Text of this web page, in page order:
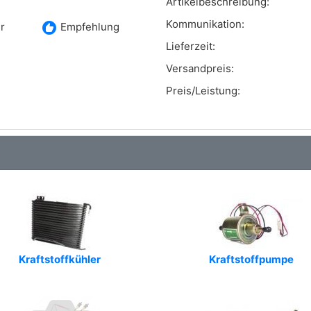
recommend Empfehlung Kommunikation:
Lieferzeit:
Versandpreis:
Preis/Leistung:
Kraftstoffkühler Kraftstoffpumpe